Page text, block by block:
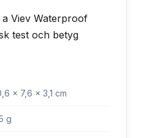
x 7,6 x 3,1 cm
g